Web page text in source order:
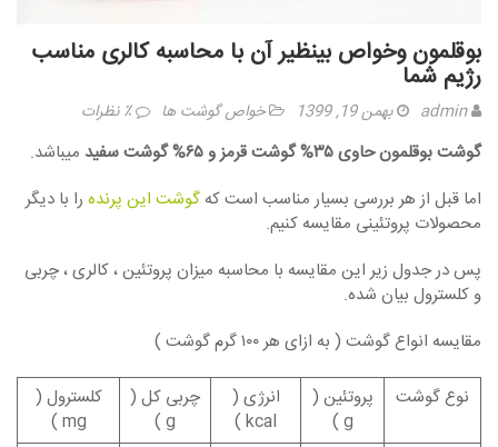
بوقلمون وخواص بینظیر آن با محاسبه کالری مناسب
رژیم شما
admin بهمن 19, 1399 خواص گوشت ها ٪ نظرات
گوشت بوقلمون حاوی ۳۵% گوشت قرمز و ۶۵% گوشت سفید
میباشد.
اما قبل از هر بررسی بسیار مناسب است که گوشت این پرنده را با دیگر
محصولات پروتئینی مقایسه کنیم.
پس در جدول زیر این مقایسه با محاسبه میزان پروتئین ، کالری ، چربی
و کلسترول بیان شده.
مقایسه انواع گوشت ( به ازای هر ۱۰۰ گرم گوشت )
نوع گوشت
پروتئین (
g )
انرژی (
kcal )
چربی کل (
g )
کلسترول (
mg )